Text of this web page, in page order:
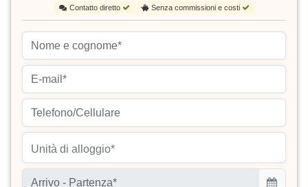
Contatto diretto Senza commissioni e costi
Unità di alloggio*